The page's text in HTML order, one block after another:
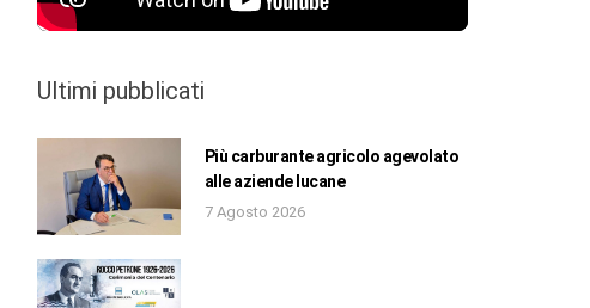
Ultimi pubblicati
Più carburante agricolo agevolato
alle aziende lucane
7 Agosto 2026